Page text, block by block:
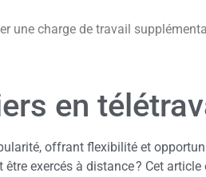
une charge de travail
en
offrant flexibilité et
être exercés à distance ? Cet